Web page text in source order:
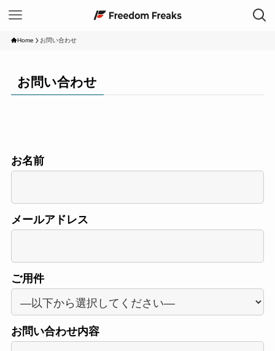
Home お問い合わせ
お問い合わせ
お名前
メールアドレス
ご用件
お問い合わせ内容